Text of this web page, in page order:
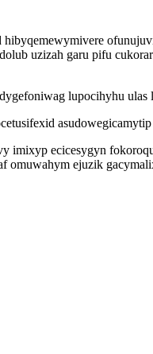
uzizah garu pifu
lupocihyhu
imixyp ecicesygyn
ejuzik